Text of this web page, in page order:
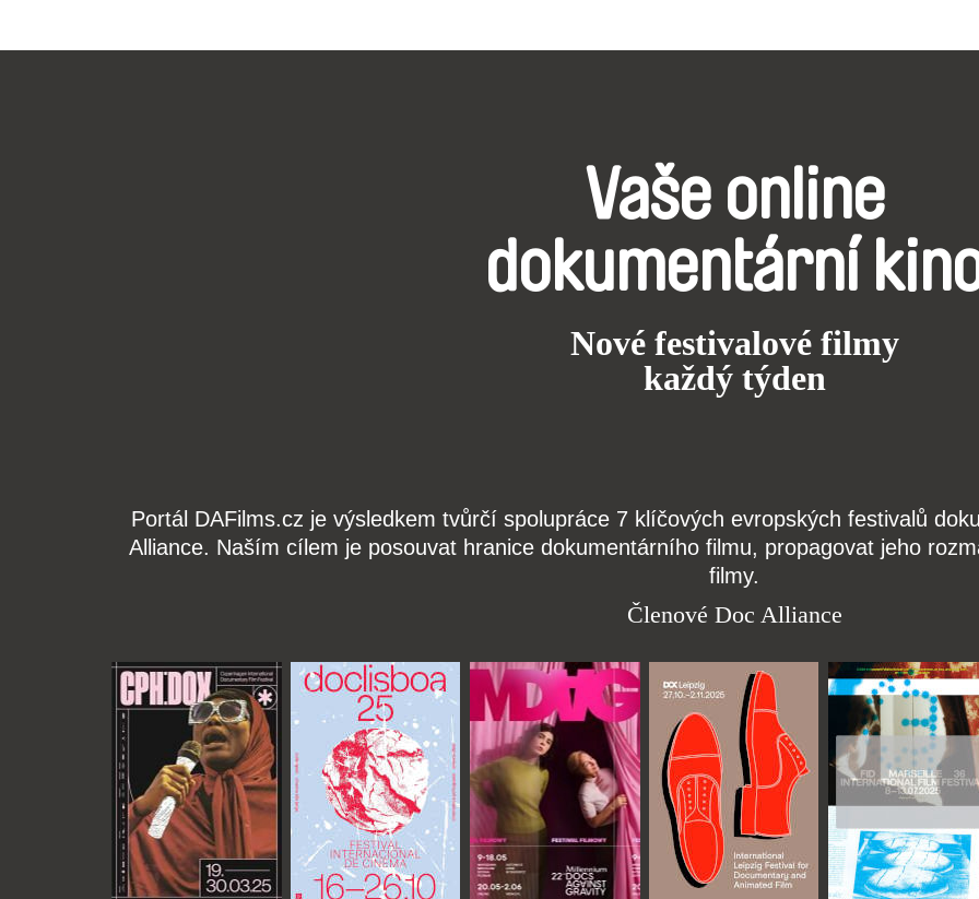
Vaše online
dokumentární
Nové festivalové filmy
každý týden
Portál DAFilms.cz je výsledkem tvůrčí spolupráce 7 klíčových evropských festivalů
Alliance. Naším cílem je posouvat hranice dokumentárního filmu, propagovat jeho
filmy.
Členové Doc Alliance